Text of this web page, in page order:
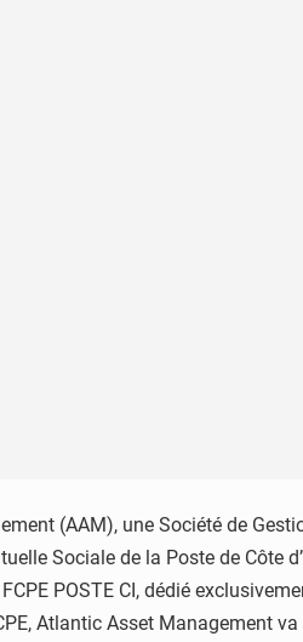
(AAM), une Société de
Sociale de la Poste de Côte
POSTE CI, dédié
Atlantic Asset Management